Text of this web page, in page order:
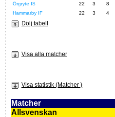
Örgryte IS
22 3 8
Hammarby IF
22 3 4
Dölj tabell
Visa alla matcher
Visa statistik (Matcher )
Matcher
Allsvenskan